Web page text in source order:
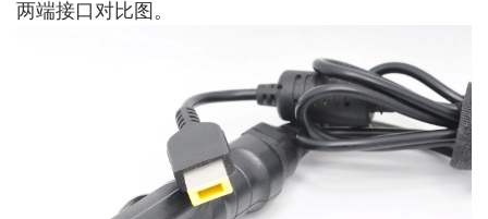
两端接口对比图。